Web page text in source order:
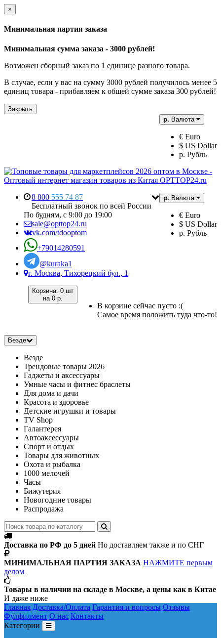
×
Минимальная партия заказа
Минимальная сумма заказа - 3000 рублей!
Возможен сборный заказ по 1 единице разного товара.
В случае, если у вас на сумму 3000 рублей получилось менее 5
единиц товара - прибавляем к общей сумме заказа 300 рублей!
Закрыть
р. Валюта
€ Euro
$ US Dollar
р. Рубль
р. Валюта
€ Euro
$ US Dollar
р. Рубль
8 800 555 74 87
Бесплатный звонок по всей России
По будням, с 9:00 до 19:00
sale@opttop24.ru
vk.com/tdooptom
+79014280591
@kuraka1
г. Москва, Тихорецкий бул., 1
Корзина: 0 шт
на 0 р.
В корзине сейчас пусто :(
Самое время положить туда что-то!
Везде
Везде
Трендовые товары 2026
Гаджеты и аксессуары
Умные часы и фитнес браслеты
Для дома и дачи
Красота и здоровье
Детские игрушки и товары
TV Shop
Галантерея
Автоаксессуары
Спорт и отдых
Товары для животных
Охота и рыбалка
1000 мелочей
Часы
Бижутерия
Новогодние товары
Распродажа
Доставка по РФ до 5 дней Но доставляем также и по СНГ
МИНИМАЛЬНАЯ ПАРТИЯ ЗАКАЗА НАЖМИТЕ первым
делом
Товары в наличии на складе в Москве, а цены как в Китае
И даже ниже
Главная Доставка/Оплата Гарантия и вопросы Отзывы
Фулфилмент О нас Контакты
Категории